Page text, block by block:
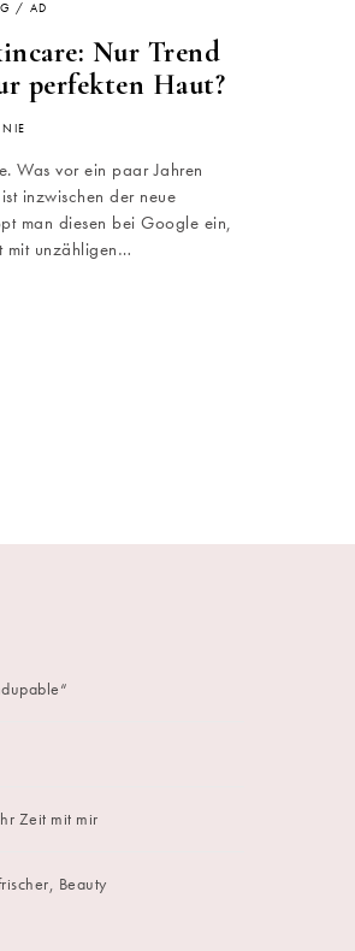
/ AD
Nur Trend
perfekten Haut?
Was vor ein paar Jahren
inzwischen der neue
man diesen bei Google ein,
mit unzähligen…
Zeit mit mir
Beauty